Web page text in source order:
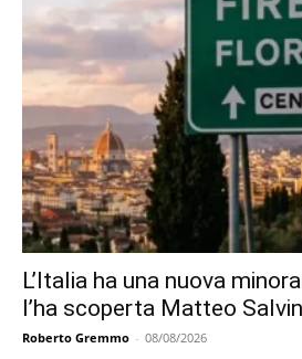
L’Italia ha una nuova
l’ha scoperta Matteo
Roberto Gremmo - 08/08/2026